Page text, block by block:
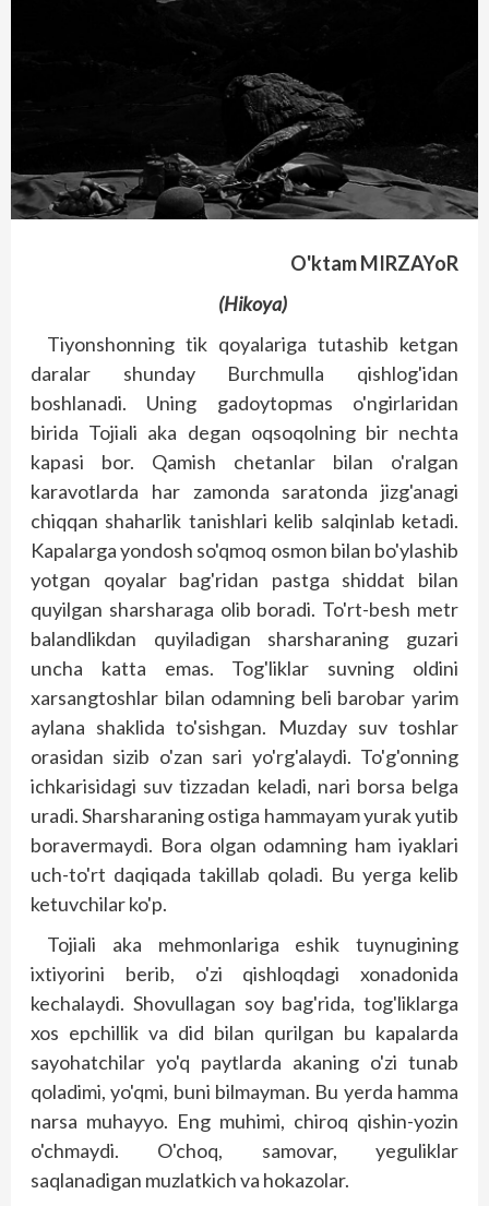
O'ktam MIRZAYoR
(Hikoya)
Tiyonshonning tik qoyalariga tutashib ketgan
daralar shunday Burchmulla qishlog'idan
boshlanadi. Uning gadoytopmas o'ngirlaridan
birida Tojiali aka degan oqsoqolning bir nechta
kapasi bor. Qamish chetanlar bilan o'ralgan
karavotlarda har zamonda saratonda jizg'anagi
chiqqan shaharlik tanishlari kelib salqinlab ketadi.
Kapalarga yondosh so'qmoq osmon bilan bo'ylashib
yotgan qoyalar bag'ridan pastga shiddat bilan
quyilgan sharsharaga olib boradi. To'rt-besh metr
balandlikdan quyiladigan sharsharaning guzari
uncha katta emas. Tog'liklar suvning oldini
xarsangtoshlar bilan odamning beli barobar yarim
aylana shaklida to'sishgan. Muzday suv toshlar
orasidan sizib o'zan sari yo'rg'alaydi. To'g'onning
ichkarisidagi suv tizzadan keladi, nari borsa belga
uradi. Sharsharaning ostiga hammayam yurak yutib
boravermaydi. Bora olgan odamning ham iyaklari
uch-to'rt daqiqada takillab qoladi. Bu yerga kelib
ketuvchilar ko'p.
Tojiali aka mehmonlariga eshik tuynugining
ixtiyorini berib, o'zi qishloqdagi xonadonida
kechalaydi. Shovullagan soy bag'rida, tog'liklarga
xos epchillik va did bilan qurilgan bu kapalarda
sayohatchilar yo'q paytlarda akaning o'zi tunab
qoladimi, yo'qmi, buni bilmayman. Bu yerda hamma
narsa muhayyo. Eng muhimi, chiroq qishin-yozin
o'chmaydi. O'choq, samovar, yeguliklar
saqlanadigan muzlatkich va hokazolar.